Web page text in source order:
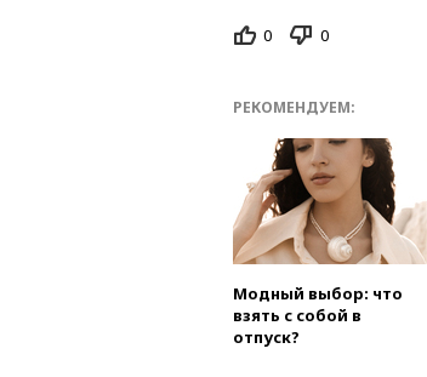
0 0
РЕКОМЕНДУЕМ:
Модный выбор: что
взять с собой в
отпуск?